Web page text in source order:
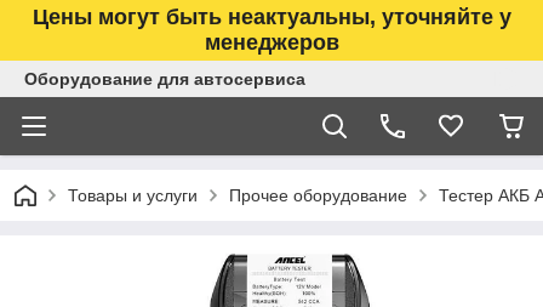
Цены могут быть неактуальны, уточняйте у
менеджеров
Оборудование для автосервиса
Товары и услуги Прочее оборудование Тестер АКБ